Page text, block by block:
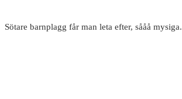
Sötare barnplagg får man leta efter, sååå mysiga.